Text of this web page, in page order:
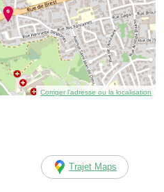
Corriger l’adresse ou la localisation
Trajet Maps